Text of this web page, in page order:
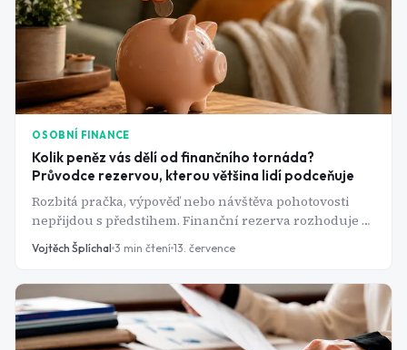
OSOBNÍ FINANCE
Kolik peněz vás dělí od finančního tornáda?
Průvodce rezervou, kterou většina lidí podceňuje
Rozbitá pračka, výpověď nebo návštěva pohotovosti
nepřijdou s předstihem. Finanční rezerva rozhoduje o
tom, jestli takovou ránu ustojíte v klidu, nebo skončíte
u kreditky s vysokým úrokem.
Vojtěch Šplíchal 3 min čtení 13. července